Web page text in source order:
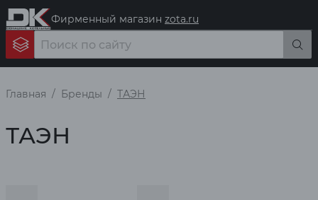
Фирменный магазин zota.ru
Главная Бренды ТАЭН
ТАЭН